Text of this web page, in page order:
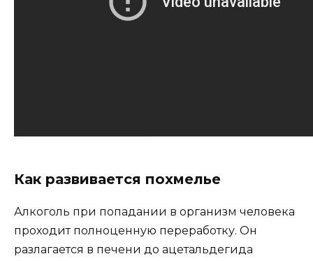
Как развивается похмелье
Алкоголь при попадании в организм человека
проходит полноценную переработку. Он
разлагается в печени до ацетальдегида